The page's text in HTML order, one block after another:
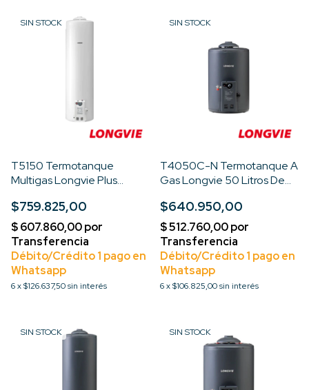
SIN STOCK
T5150 Termotanque
Multigas Longvie Plus
Blanco
$759.825,00
6x$126.637,50sin interés
SIN STOCK
T4050C-N Termotanque A
Gas Longvie 50 Litros De
$640.950,00
6x$106.825,00sin interés
SIN STOCK SIN STOCK